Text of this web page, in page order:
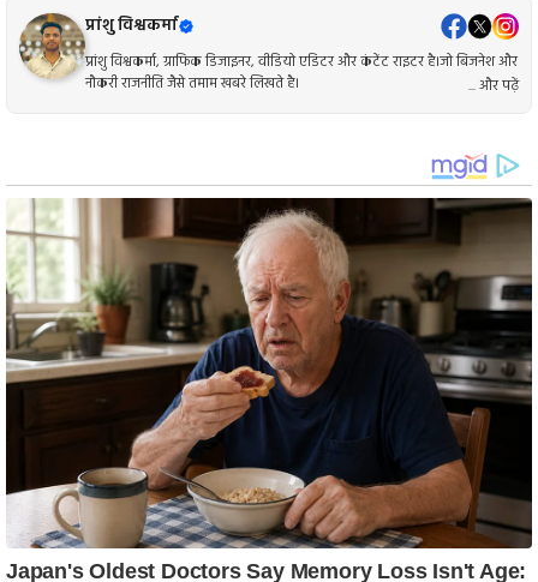
प्रांशु विश्वकर्मा
प्रांशु विश्वकर्मा, ग्राफिक डिजाइनर, वीडियो एडिटर और कंटेंट राइटर है।जो बिजनेश और
नौकरी राजनीति जैसे तमाम खबरे लिखते है।
... और पढ़ें